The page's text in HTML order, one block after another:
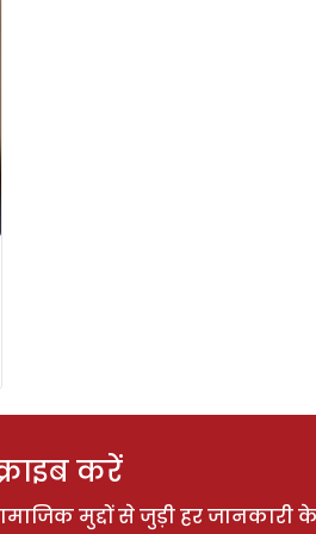
करें
मुद्दों से जुड़ी हर जानकारी